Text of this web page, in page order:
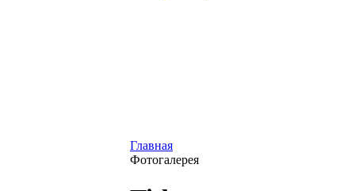
Главная
Фотогалерея